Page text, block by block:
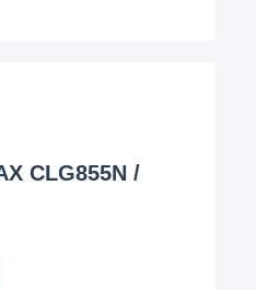
CLG855N /